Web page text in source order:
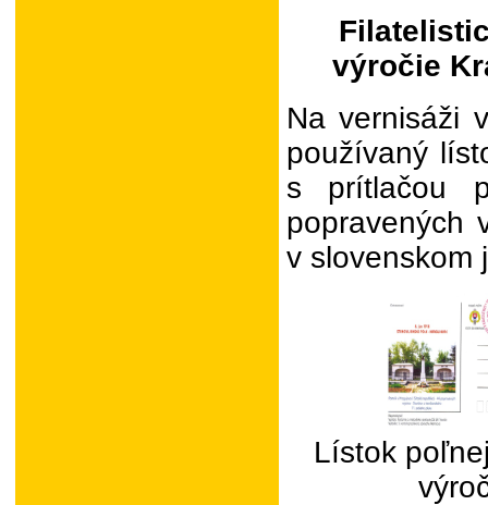
výročie
Na vernisáži
používaný
s prítlačou
popravených
v slovenskom
Lístok